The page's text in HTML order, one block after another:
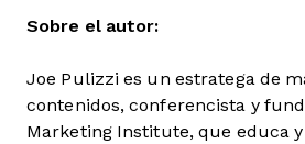
Sobre el autor:
Joe Pulizzi es un estratega de
contenidos, conferencista y
Marketing Institute, que educa